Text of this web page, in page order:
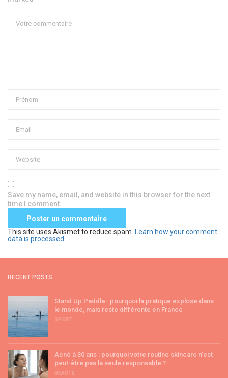
Save my name, email, and website in this browser for the next
time I comment.
This site uses Akismet to reduce spam.
Learn how your comment
data is processed
RECENT POSTS
Stand Up Paddle : pourquoi la pratique explose dans
le monde, mais reste différente en France
SPORT
Acné à 30 ans : pourquoi votre routine skincare n’est
peut-être pas la seule responsable ?
BEAUTÉ